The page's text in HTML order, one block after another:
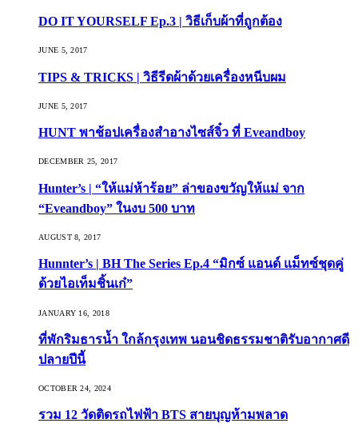
DO IT YOURSELF Ep.3 | วิธีเก็บผ้าที่ถูกต้อง
JUNE 5, 2017
TIPS & TRICKS | วิธีรีดผ้าด้วยเครื่องหนีบผม
JUNE 5, 2017
HUNT พาช้อปเครื่องสำอางไซส์จิ๋ว ที่ Eveandboy
DECEMBER 25, 2017
Hunter’s | “ให้แม่ห้าร้อย” ล่าของขวัญให้แม่ จาก
“Eveandboy” ในงบ 500 บาท
AUGUST 8, 2017
Hunnter’s | BH The Series Ep.4 “มิกซ์ แอนด์ แม็ทซ์ชุดคู่
ด้วยไอเท็มชิ้นเก๋”
JANUARY 16, 2018
ที่พักริมธารน้ำ ใกล้กรุงเทพ นอนชิดธรรมชาติรับอากาศดี
ปลายปีนี้
OCTOBER 24, 2024
รวม 12 วัดติดรถไฟฟ้า BTS สายบุญห้ามพลาด